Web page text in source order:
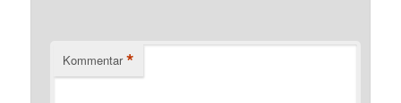
Kommentar *